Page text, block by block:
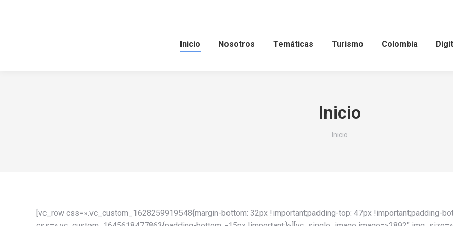
Inicio Nosotros Temáticas Turismo Colombia
Inicio
Estás aquí:
Inicio
[vc_row css=».vc_custom_1628259919548{margin-bottom: 32px !important;padding-top: 47px !important;padding-